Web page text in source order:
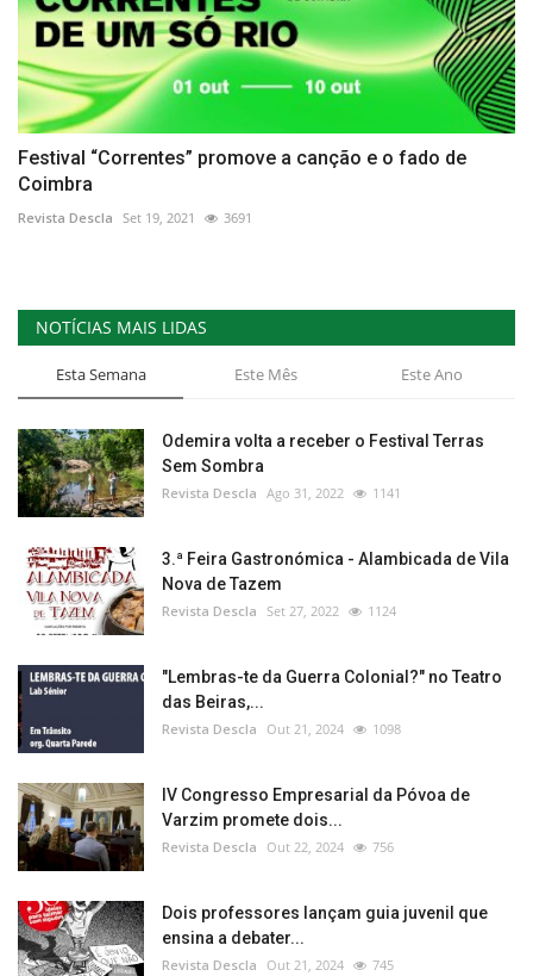
Festival “Correntes” promove a canção e o fado de
Coimbra
Revista Descla Set 19, 2021 3691
NOTÍCIAS MAIS LIDAS
Esta Semana Este Mês Este Ano
Odemira volta a receber o Festival Terras
Sem Sombra
Revista Descla Ago 31, 2022 1141
3.ª Feira Gastronómica - Alambicada de Vila
Nova de Tazem
Revista Descla Set 27, 2022 1124
"Lembras-te da Guerra Colonial?" no Teatro
das Beiras,...
Revista Descla Out 21, 2024 1098
IV Congresso Empresarial da Póvoa de
Varzim promete dois...
Revista Descla Out 22, 2024 756
Dois professores lançam guia juvenil que
ensina a debater...
Revista Descla Out 21, 2024 745